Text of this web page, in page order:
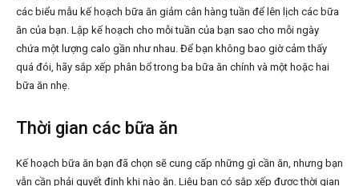
các biểu mẫu kế hoạch bữa ăn giảm cân hàng tuần để lên lịch các bữa
ăn của bạn. Lập kế hoạch cho mỗi tuần của bạn sao cho mỗi ngày
chứa một lượng calo gần như nhau. Để bạn không bao giờ cảm thấy
quá đói, hãy sắp xếp phân bổ trong ba bữa ăn chính và một hoặc hai
bữa ăn nhẹ.
Thời gian các bữa ăn
Kế hoạch bữa ăn bạn đã chọn sẽ cung cấp những gì cần ăn, nhưng bạn
vẫn cần phải quyết định khi nào ăn. Liệu bạn có sắp xếp được thời gian